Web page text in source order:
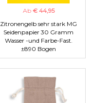
Ab € 44,95
Zitronengelb sehr stark MG
Seidenpapier 30 Gramm
Wasser -und Farbe-Fast.
±890 Bogen